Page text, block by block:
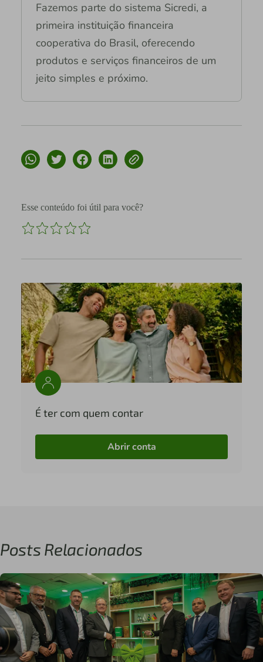
Fazemos parte do sistema Sicredi, a
primeira instituição financeira
cooperativa do Brasil, oferecendo
produtos e serviços financeiros de um
jeito simples e próximo.
Esse conteúdo foi útil para você?
É ter com quem contar
Abrir conta
Posts Relacionados